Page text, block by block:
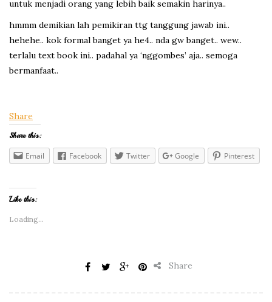
untuk menjadi orang yang lebih baik semakin harinya..
hmmm demikian lah pemikiran ttg tanggung jawab ini..
hehehe.. kok formal banget ya he4.. nda gw banget.. wew..
terlalu text book ini.. padahal ya ‘nggombes’ aja.. semoga
bermanfaat..
Share
Share this:
Email Facebook Twitter Google Pinterest
Like this:
Loading...
Share